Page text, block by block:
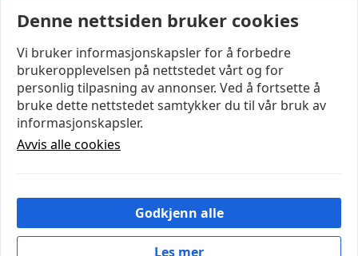
SALG
INFORMASJON
OM OSS
KUNDEKLUBB
KONTAKT OSS
KJØPSVILKÅR OG BETINGELSER
PERSONVERN
© 2026 NYE MODENA – Utviklet og designet avIT-
Sentralen AS
Denne nettsiden bruker cookies
Vi bruker informasjonskapsler for å forbedre
brukeropplevelsen på nettstedet vårt og for
personlig tilpasning av annonser. Ved å fortsette å
bruke dette nettstedet samtykker du til vår bruk av
informasjonskapsler.
Avvis alle cookies
Les mer
Godkjenn alle